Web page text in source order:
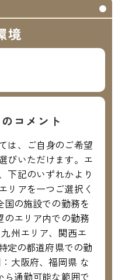
境
コメント
は、ご自身のご希望
びいただけます。エ
下記のいずれかより
リアを一つご選択く
の施設での勤務を
エリア内での勤務
州エリア、関西エ
定の都道府県での勤
大阪府、福岡県 な
通勤可能な範囲で